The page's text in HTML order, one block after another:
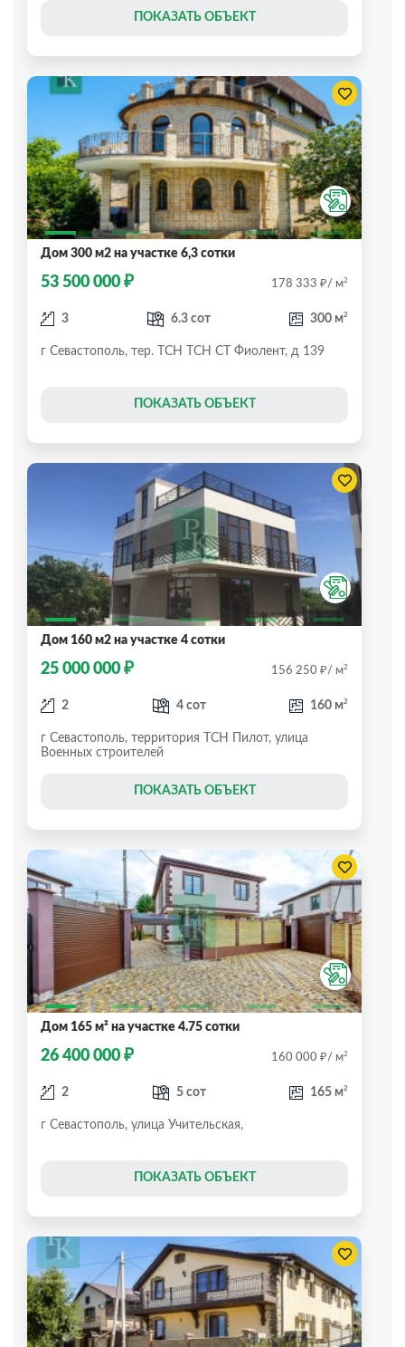
ПОКАЗАТЬ ОБЪЕКТ
Дом 300 м2 на участке 6,3 сотки
53 500 000 ₽ 178 333 ₽/ м2
3 6.3 сот 300 м2
г Севастополь, тер. ТСН ТСН СТ Фиолент, д 139
ПОКАЗАТЬ ОБЪЕКТ
Дом 160 м2 на участке 4 сотки
25 000 000 ₽ 156 250 ₽/ м2
2 4 сот 160 м2
г Севастополь, территория ТСН Пилот, улица
Военных строителей
ПОКАЗАТЬ ОБЪЕКТ
Дом 165 м² на участке 4.75 сотки
26 400 000 ₽ 160 000 ₽/ м2
2 5 сот 165 м2
г Севастополь, улица Учительская,
ПОКАЗАТЬ ОБЪЕКТ